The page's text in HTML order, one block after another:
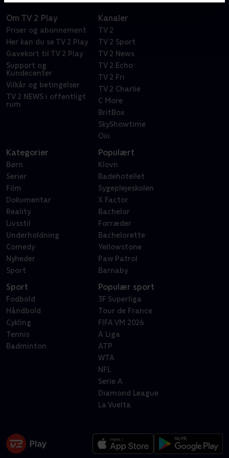
Om TV 2 Play
Priser og abonnement
Her kan du se TV 2 Play
Gavekort til TV 2 Play
Support og
Kundecenter
Vilkår og betingelser
TV 2 NEWS i offentligt
rum
Kanaler
TV 2
TV 2 Sport
TV 2 News
TV 2 Echo
TV 2 Fri
TV 2 Charlie
C More
BritBox
SkyShowtime
Oiii
Kategorier
Børn
Serier
Film
Dokumentar
Reality
Livsstil
Underholdning
Comedy
Nyheder
Sport
Populært
Klovn
Badehotellet
Sygeplejeskolen
X Factor
Bachelor
Forræder
Bachelorette
Yellowstone
Paw Patrol
Barnaby
Sport
Fodbold
Håndbold
Cykling
Tennis
Badminton
Populær sport
3F Superliga
Tour de France
FIFA VM 2026
A Liga
ATP
WTA
NFL
Serie A
Diamond League
La Vuelta